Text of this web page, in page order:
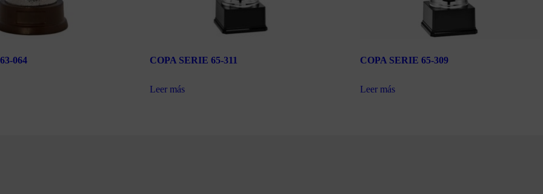
064 COPA SERIE 65-311
Leer más
COPA SERIE 65-309
Leer más